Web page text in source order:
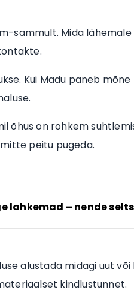
sammult. Mida
Kui Madu paneb
õhus on rohkem
peitu pugeda.
lahkemad – nende
alustada midagi uut
kindlustunnet.